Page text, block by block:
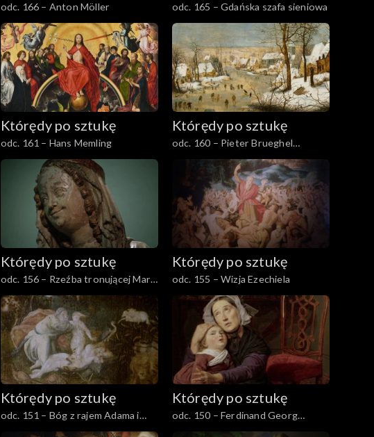
odc. 166 – Anton Möller odc. 165 – Gdańska szafa sieniowa
Którędy po sztukę
odc. 161 – Hans Memling
Którędy po sztukę
odc. 160 – Pieter Brueghel
młodszy
Którędy po sztukę
odc. 156 – Rzeźba tronującej Marii
na Lwach
Którędy po sztukę
odc. 155 – Wizja Ezechiela
Którędy po sztukę
odc. 151 – Bóg z rajem Adama i
Ewy z epitafium Nikolausa
Którędy po sztukę
odc. 150 – Ferdinand Georg
Waldmüller